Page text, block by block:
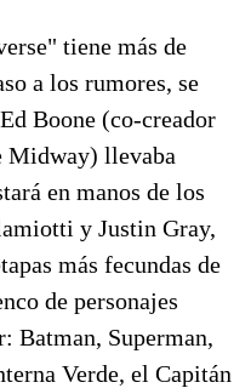
tiene más de
a los rumores, se
Boone (co-creador
Midway) llevaba
en manos de los
y Justin Gray,
más fecundas de
de personajes
Batman, Superman,
Verde, el Capitán